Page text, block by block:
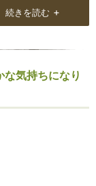
ホワイト、ヒマラ
ミヤ山羊へ敬意
！
過ごします。
続きを読む +
気持ちになり